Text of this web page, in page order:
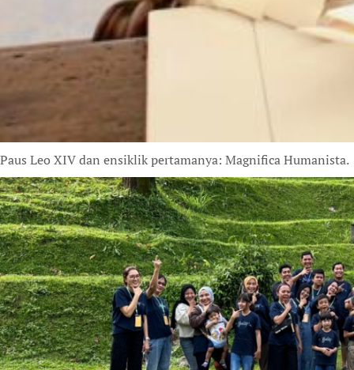
Paus Leo XIV dan ensiklik pertamanya: Magnifica Humanista.